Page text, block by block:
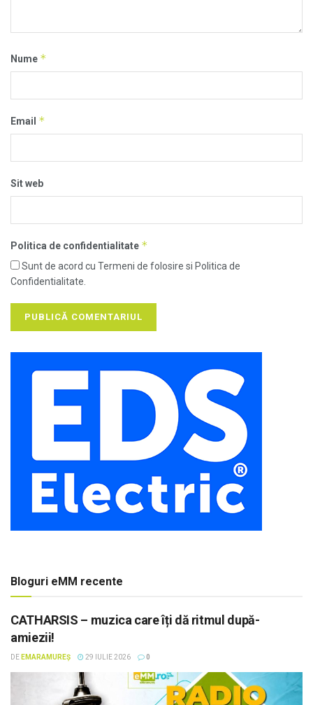
Nume *
Email *
Sit web
Politica de confidentialitate *
Sunt de acord cu Termeni de folosire si Politica de
Confidentialitate.
Bloguri eMM recente
CATHARSIS – muzica care îți dă ritmul după-
amiezii!
DE EMARAMUREȘ 29 IULIE 2026 0